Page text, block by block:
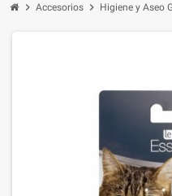
chevron_right Accesorios chevron_right Higiene y Aseo